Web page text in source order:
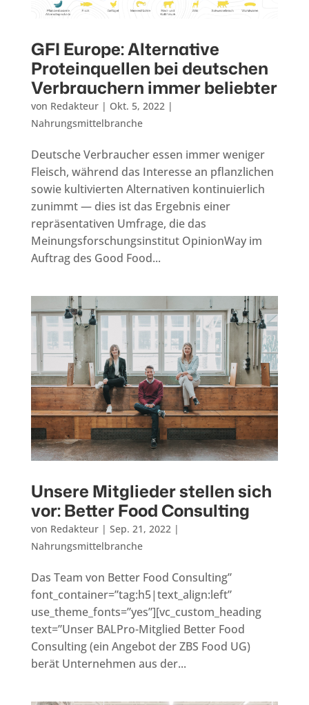
GFI Europe: Alternative
Proteinquellen bei deutschen
Verbrauchern immer beliebter
von Redakteur| Okt. 5, 2022 |
Nahrungsmittelbranche
Deutsche Verbraucher essen immer weniger
Fleisch, während das Interesse an pflanzlichen
sowie kultivierten Alternativen kontinuierlich
zunimmt — dies ist das Ergebnis einer
repräsentativen Umfrage, die das
Meinungsforschungsinstitut OpinionWay im
Auftrag des Good Food...
Unsere Mitglieder stellen sich
vor: Better Food Consulting
von Redakteur| Sep. 21, 2022 |
Nahrungsmittelbranche
Das Team von Better Food Consulting”
font_container=”tag:h5|text_align:left”
use_theme_fonts=”yes”][vc_custom_heading
text=”Unser BALPro-Mitglied Better Food
Consulting (ein Angebot der ZBS Food UG)
berät Unternehmen aus der...